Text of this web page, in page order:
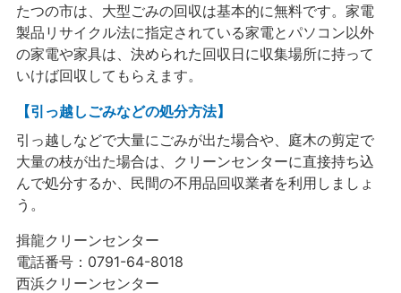
たつの市は、大型ごみの回収は基本的に無料です。家電
製品リサイクル法に指定されている家電とパソコン以外
の家電や家具は、決められた回収日に収集場所に持って
いけば回収してもらえます。
【引っ越しごみなどの処分方法】
引っ越しなどで大量にごみが出た場合や、庭木の剪定で
大量の枝が出た場合は、クリーンセンターに直接持ち込
んで処分するか、民間の不用品回収業者を利用しましょ
う。
揖龍クリーンセンター
電話番号：0791-64-8018
西浜クリーンセンター